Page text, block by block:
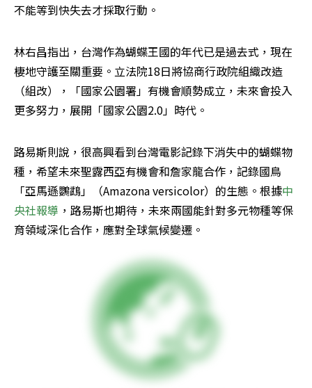
不能等到快失去才採取行動。
林右昌指出，台灣作為蝴蝶王國的年代已是過去式，現在
棲地守護至關重要。立法院18日將協商行政院組織改造
（組改），「國家公園署」有機會順勢成立，未來會投入
更多努力，展開「國家公園2.0」時代。
路易斯則說，很高興看到台灣電影記錄下消失中的蝴蝶物
種，希望未來聖露西亞有機會和詹家龍合作，記錄國鳥
「亞馬遜鸚鵡」（Amazona versicolor）的生態。根據中
央社報導 ，路易斯也期待，未來兩國能針對多元物種等保
育領域深化合作，應對全球氣候變遷。